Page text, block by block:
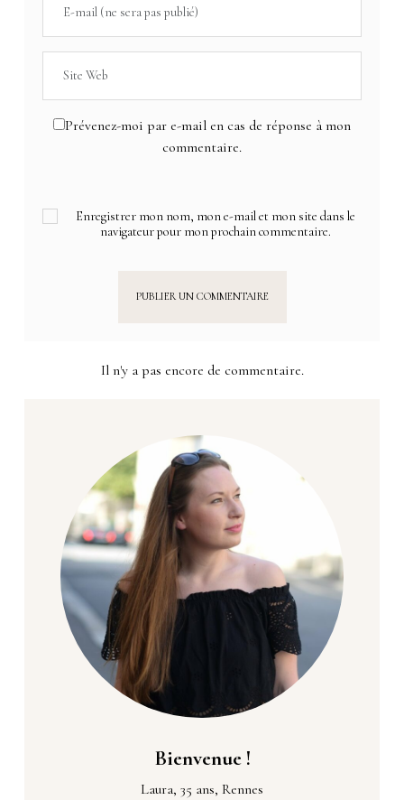
Prévenez-moi par e-mail en cas de réponse à mon
commentaire.
Enregistrer mon nom, mon e-mail et mon site dans le
navigateur pour mon prochain commentaire.
Il n'y a pas encore de commentaire.
Bienvenue !
Laura, 35 ans, Rennes